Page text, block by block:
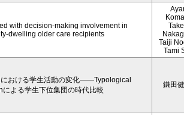
with decision‐making involvement in
older care recipients
Taiji
Tami
おける学生活動の変化——Typological
による学生下位集団の時代比較
鎌田